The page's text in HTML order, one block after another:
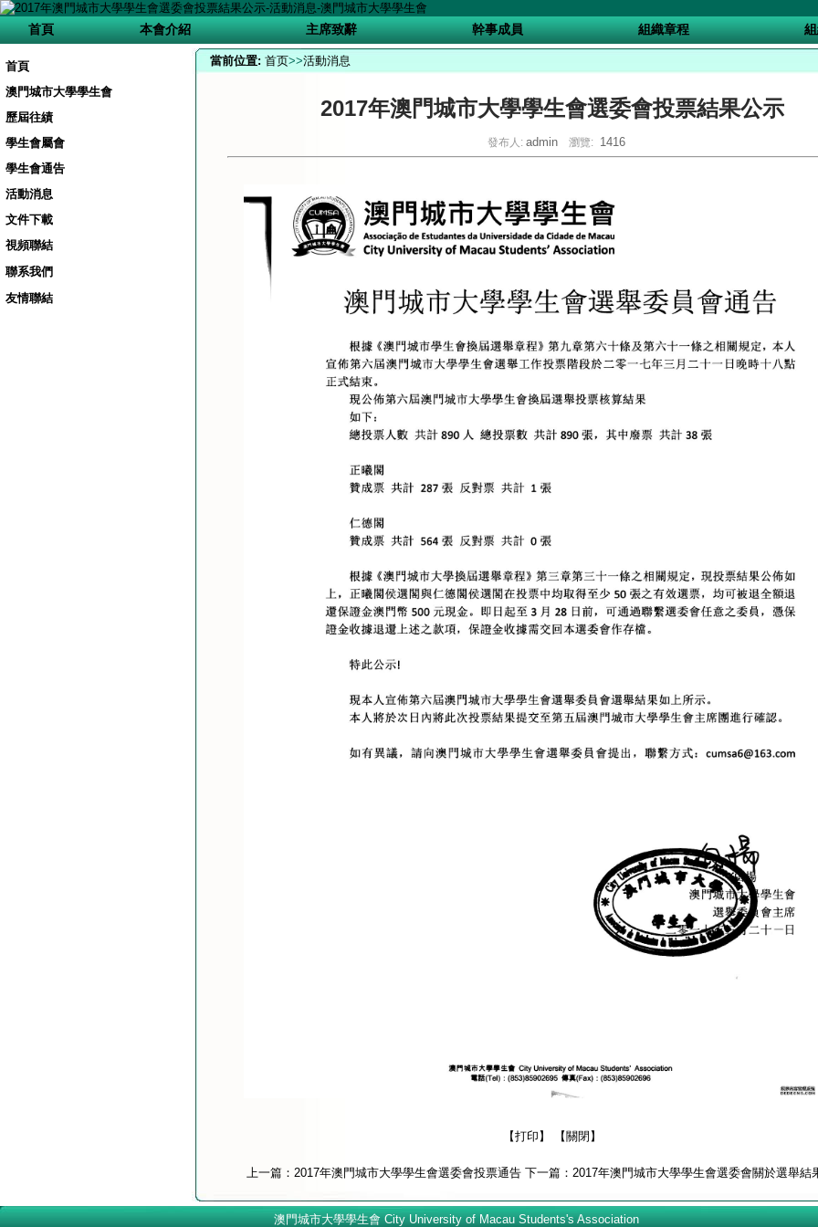
首頁 本會介紹 主席致辭 幹事成員 組織章程
首頁
澳門城市大學學生會
歷屆往績
學生會屬會
學生會通告
活動消息
文件下載
視頻聯結
聯系我們
友情聯結
當前位置: 首页>>活動消息
2017年澳門城市大學學生會選委會投票結果公示
發布人: admin 瀏覽: 1416
【打印 】 【 關閉 】
上一篇： 2017年澳門城市大學學生會選委會投票通告下一篇： 2017年澳門城市大學學生會選委會關於選舉結
澳門城市大學學生會 City University of Macau Students's Association